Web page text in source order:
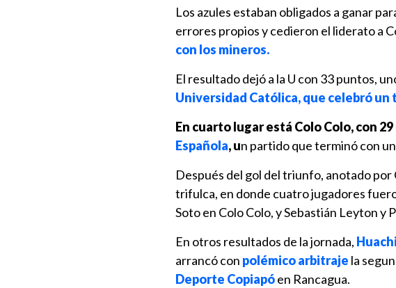
Los azules estaban obligados a ganar
errores propios y cedieron el liderato a
con los mineros.
El resultado dejó a la U con 33 puntos,
Universidad Católica, que celebró un
En cuarto lugar está Colo Colo, con
Española, un partido que terminó con
Después del gol del triunfo, anotado por
trifulca, en donde cuatro jugadores
Soto en Colo Colo, y Sebastián Leyton y
En otros resultados de la jornada,
arrancó con polémico arbitraje la
Deporte Copiapóen Rancagua.